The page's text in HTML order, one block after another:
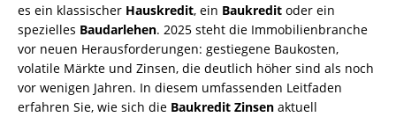
es ein klassischer Hauskredit, ein Baukredit oder ein
spezielles Baudarlehen. 2025 steht die Immobilienbranche
vor neuen Herausforderungen: gestiegene Baukosten,
volatile Märkte und Zinsen, die deutlich höher sind als noch
vor wenigen Jahren. In diesem umfassenden Leitfaden
erfahren Sie, wie sich die Baukredit Zinsen aktuell